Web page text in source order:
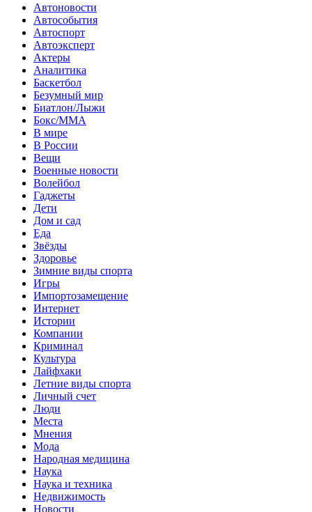
Автоновости
Автособытия
Автоспорт
Автоэксперт
Актеры
Аналитика
Баскетбол
Безумный мир
Биатлон/Лыжи
Бокс/MMA
В мире
В России
Вещи
Военные новости
Волейбол
Гаджеты
Дети
Дом и сад
Еда
Звёзды
Здоровье
Зимние виды спорта
Игры
Импортозамещение
Интернет
Истории
Компании
Криминал
Культура
Лайфхаки
Летние виды спорта
Личный счет
Люди
Места
Мнения
Мода
Народная медицина
Наука
Наука и техника
Недвижимость
Новости